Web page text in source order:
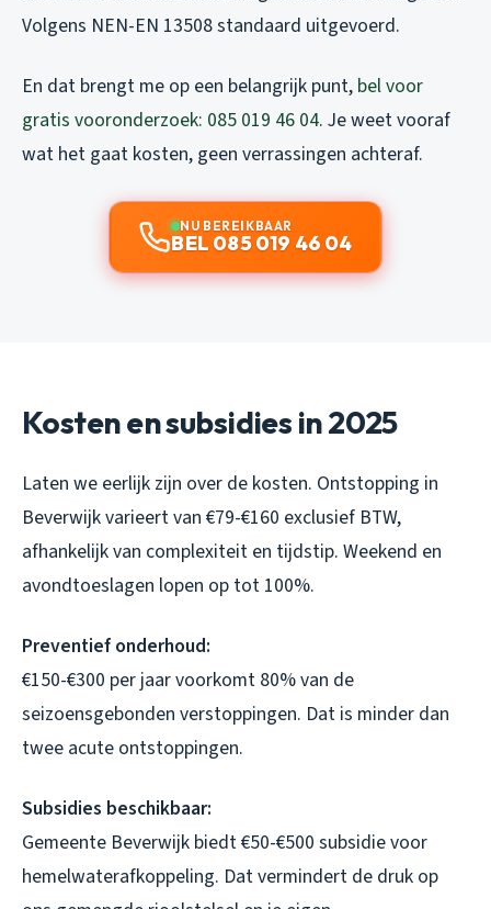
Volgens NEN-EN 13508 standaard uitgevoerd.
En dat brengt me op een belangrijk punt, bel voor
gratis vooronderzoek: 085 019 46 04. Je weet vooraf
wat het gaat kosten, geen verrassingen achteraf.
NU BEREIKBAAR
BEL 085 019 46 04
Kosten en subsidies in 2025
Laten we eerlijk zijn over de kosten. Ontstopping in
Beverwijk varieert van €79-€160 exclusief BTW,
afhankelijk van complexiteit en tijdstip. Weekend en
avondtoeslagen lopen op tot 100%.
Preventief onderhoud:
€150-€300 per jaar voorkomt 80% van de
seizoensgebonden verstoppingen. Dat is minder dan
twee acute ontstoppingen.
Subsidies beschikbaar:
Gemeente Beverwijk biedt €50-€500 subsidie voor
hemelwaterafkoppeling. Dat vermindert de druk op